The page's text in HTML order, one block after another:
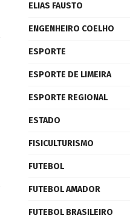
ELIAS FAUSTO
ENGENHEIRO COELHO
ESPORTE
ESPORTE DE LIMEIRA
ESPORTE REGIONAL
ESTADO
FISICULTURISMO
FUTEBOL
FUTEBOL AMADOR
FUTEBOL BRASILEIRO